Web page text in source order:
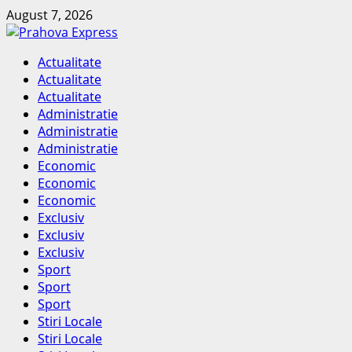
Skip
to
August 7, 2026
Primary
Menu
Actualitate
Actualitate
Actualitate
Administratie
Administratie
Administratie
Economic
Economic
Economic
Exclusiv
Exclusiv
Exclusiv
Sport
Sport
Sport
Stiri Locale
Stiri Locale